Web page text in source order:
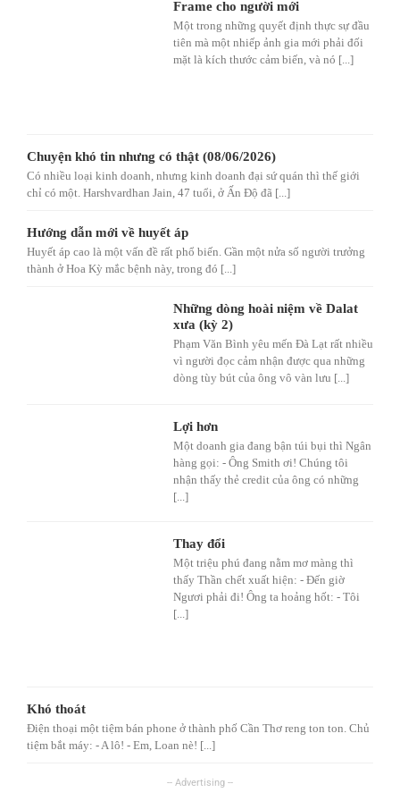
Frame cho người mới
Một trong những quyết định thực sự đầu
tiên mà một nhiếp ảnh gia mới phải đối
mặt là kích thước cảm biến, và nó [...]
Chuyện khó tin nhưng có thật (08/06/2026)
Có nhiều loại kinh doanh, nhưng kinh doanh đại sứ quán thì thế giới
chỉ có một. Harshvardhan Jain, 47 tuổi, ở Ấn Độ đã [...]
Hướng dẫn mới về huyết áp
Huyết áp cao là một vấn đề rất phổ biến. Gần một nửa số người trưởng
thành ở Hoa Kỳ mắc bệnh này, trong đó [...]
Những dòng hoài niệm về Dalat
xưa (kỳ 2)
Phạm Văn Bình yêu mến Đà Lạt rất nhiều
vì người đọc cảm nhận được qua những
dòng tùy bút của ông vô vàn lưu [...]
Lợi hơn
Một doanh gia đang bận túi bụi thì Ngân
hàng gọi: - Ông Smith ơi! Chúng tôi
nhận thấy thẻ credit của ông có những
[...]
Thay đổi
Một triệu phú đang nằm mơ màng thì
thấy Thần chết xuất hiện: - Đến giờ
Ngươi phải đi! Ông ta hoảng hốt: - Tôi
[...]
Khó thoát
Điện thoại một tiệm bán phone ở thành phố Cần Thơ reng ton ton. Chủ
tiệm bắt máy: - A lô! - Em, Loan nè! [...]